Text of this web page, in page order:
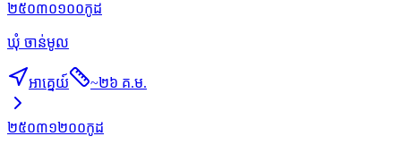
២៥០៣០១០០កូដ
ឃុំ ចាន់មូល
អាគ្នេយ៍ ~២៦ គ.ម.
២៥០៣១២០០កូដ